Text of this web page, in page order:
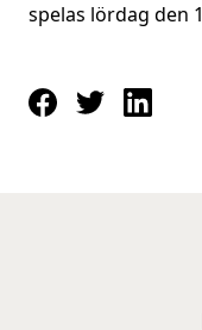
spelas lördag den